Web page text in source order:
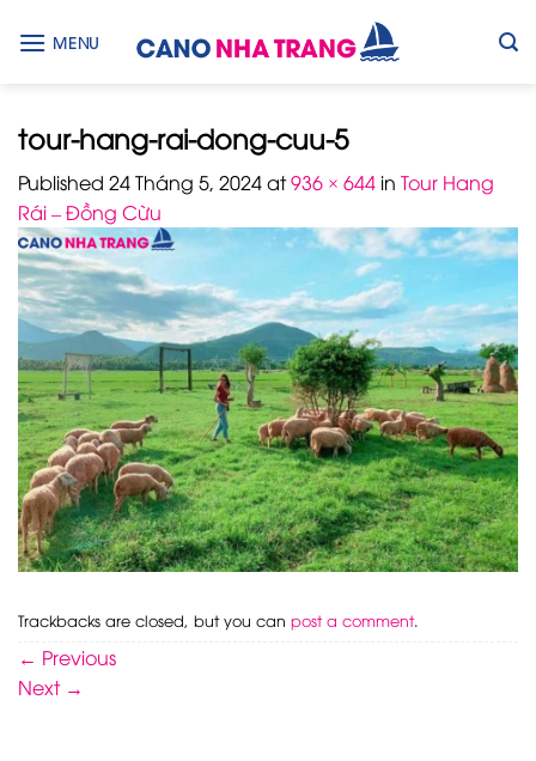
MENU
tour-hang-rai-dong-cuu-5
Published 24 Tháng 5, 2024at936 × 644 in Tour Hang
Rái – Đồng Cừu
Trackbacks are closed, but you can post a comment.
← Previous
Next →